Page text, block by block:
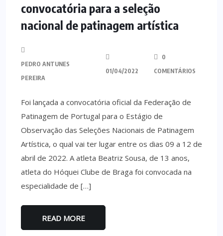
convocatória para a seleção
nacional de patinagem artística
PEDRO ANTUNES
PEREIRA
01/04/2022
0
COMENTÁRIOS
Foi lançada a convocatória oficial da Federação de
Patinagem de Portugal para o Estágio de
Observação das Seleções Nacionais de Patinagem
Artística, o qual vai ter lugar entre os dias 09 a 12 de
abril de 2022. A atleta Beatriz Sousa, de 13 anos,
atleta do Hóquei Clube de Braga foi convocada na
especialidade de […]
READ MORE